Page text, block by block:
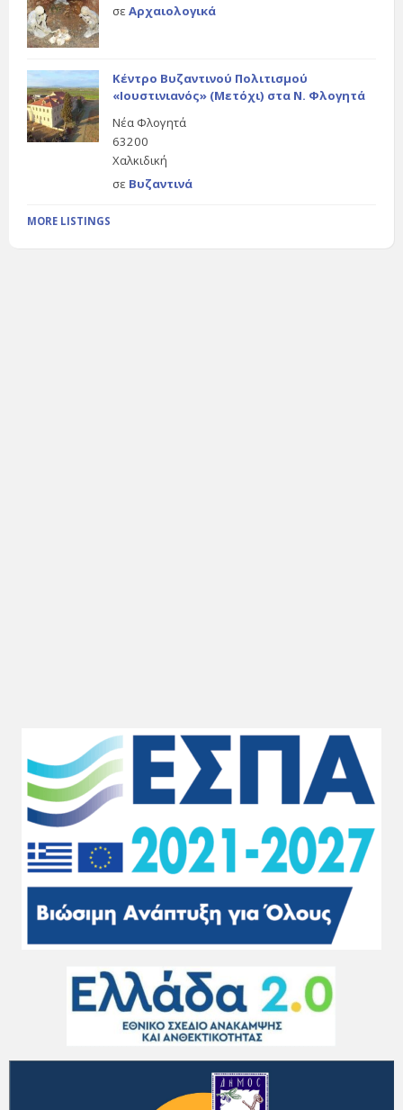
σε Αρχαιολογικά
Κέντρο Βυζαντινού Πολιτισμού
«Ιουστινιανός» (Μετόχι) στα Ν. Φλογητά
Νέα Φλογητά
63200
Χαλκιδική
σε Βυζαντινά
MORE LISTINGS